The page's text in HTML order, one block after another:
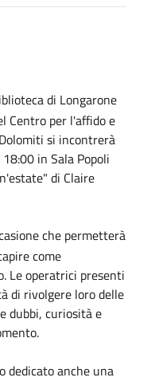
di Longarone
Centro per l'affido e
si incontrerà
in Sala Popoli
di Claire
che permetterà
come
Le operatrici presenti
di rivolgere loro delle
dubbi, curiosità e
dedicato anche una